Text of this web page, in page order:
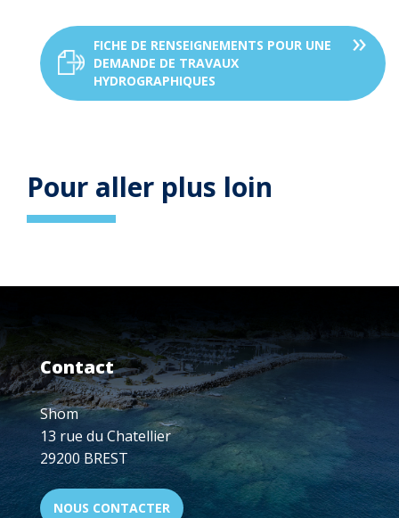
FICHE DE RENSEIGNEMENTS POUR UNE
DEMANDE DE TRAVAUX
HYDROGRAPHIQUES
Pour aller plus loin
relation
Contact
Shom
13 rue du Chatellier
29200 BREST
NOUS CONTACTER